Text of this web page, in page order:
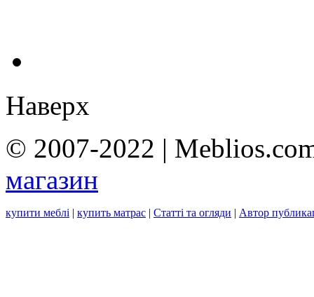
Наверх
© 2007-2022 |
магазин
купити меблі | купить матрас | Статті та огляди | Автор